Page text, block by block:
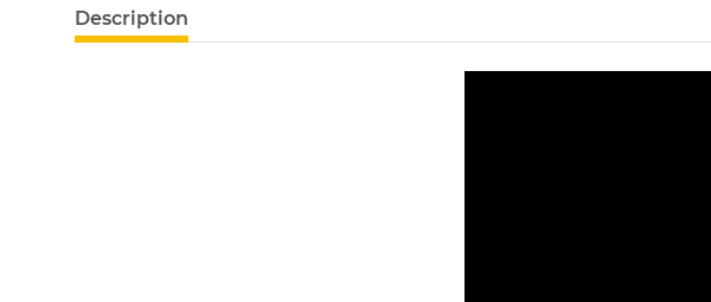
Description